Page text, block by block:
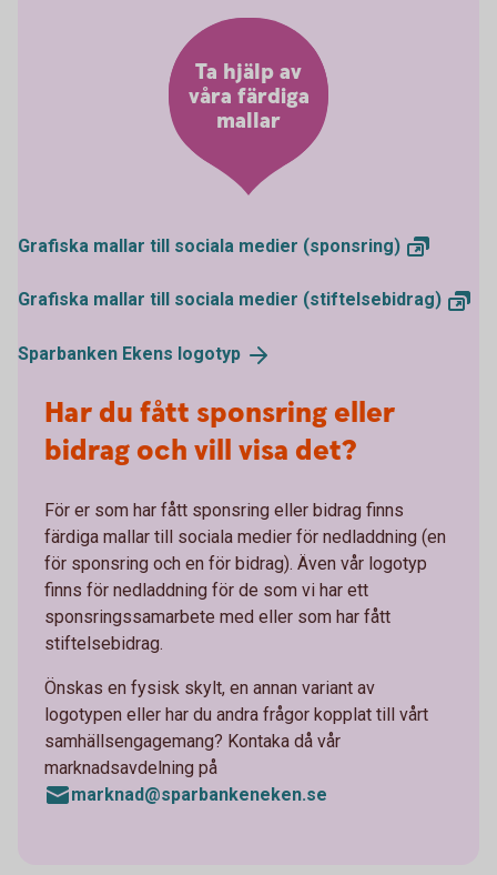
Ta hjälp av
våra färdiga
mallar
Grafiska mallar till sociala medier (sponsring)
Grafiska mallar till sociala medier (stiftelsebidrag)
Sparbanken Ekens logotyp
Har du fått sponsring eller
bidrag och vill visa det?
För er som har fått sponsring eller bidrag finns
färdiga mallar till sociala medier för nedladdning (en
för sponsring och en för bidrag). Även vår logotyp
finns för nedladdning för de som vi har ett
sponsringssamarbete med eller som har fått
stiftelsebidrag.
Önskas en fysisk skylt, en annan variant av
logotypen eller har du andra frågor kopplat till vårt
samhällsengagemang? Kontaka då vår
marknadsavdelning på
marknad@sparbankeneken.se